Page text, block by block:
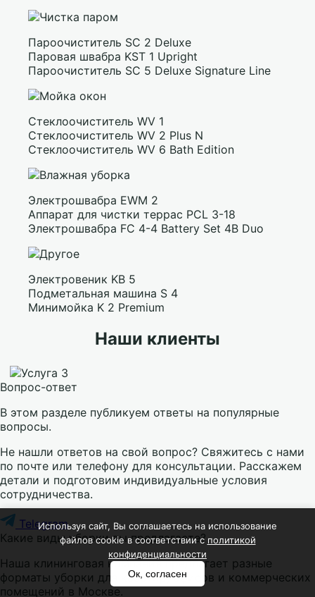
Пароочиститель SC 2 Deluxe
Паровая швабра KST 1 Upright
Пароочиститель SC 5 Deluxe Signature Line
Стеклоочиститель WV 1
Стеклоочиститель WV 2 Plus N
Стеклоочиститель WV 6 Bath Edition
Электрошвабра EWM 2
Аппарат для чистки террас PCL 3-18
Электрошвабра FC 4-4 Battery Set 4B Duo
Электровеник KB 5
Подметальная машина S 4
Минимойка K 2 Premium
Наши клиенты
Вопрос-ответ
В этом разделе публикуем ответы на популярные
вопросы.
Не нашли ответов на свой вопрос? Свяжитесь с нами
по почте или телефону для консультации. Расскажем
детали и подготовим индивидуальные условия
сотрудничества.
Telegram
Какие виды уборки вы предлагаете?
Наша клининговая компания предлагает разные
форматы уборки для квартир, офисов и коммерческих
помещений в Москве.
Используя сайт, Вы соглашаетесь на использование
файлов cookie в соответствии с политикой
конфиденциальности
Ок, согласен